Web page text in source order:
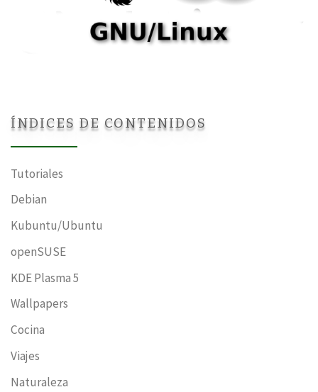
ÍNDICES DE CONTENIDOS
Tutoriales
Debian
Kubuntu/Ubuntu
openSUSE
KDE Plasma 5
Wallpapers
Cocina
Viajes
Naturaleza